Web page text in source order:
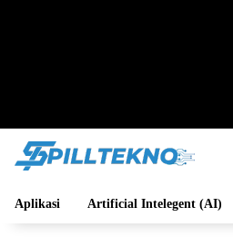
Aplikasi Artificial Intelegent (AI)